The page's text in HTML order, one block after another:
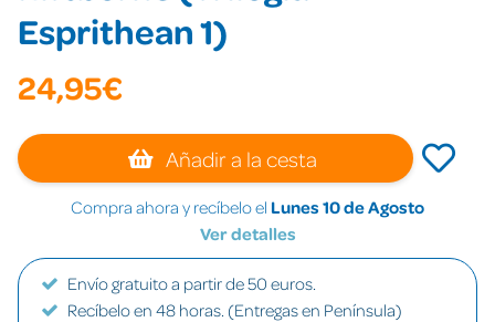
Esprithean 1)
24,95€
Añadir a la cesta
Compra ahora y recíbelo el Lunes 10 de Agosto
Ver detalles
Envío gratuito a partir de 50 euros.
Recíbelo en 48 horas. (Entregas en Península)